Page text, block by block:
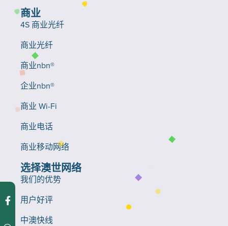
商业
4S 商业光纤
商业光纤
商业nbn®
企业nbn®
商业 Wi-Fi
商业电话
商业移动网络
选择澳世网络
我们的优势
用户好评
中澳快线